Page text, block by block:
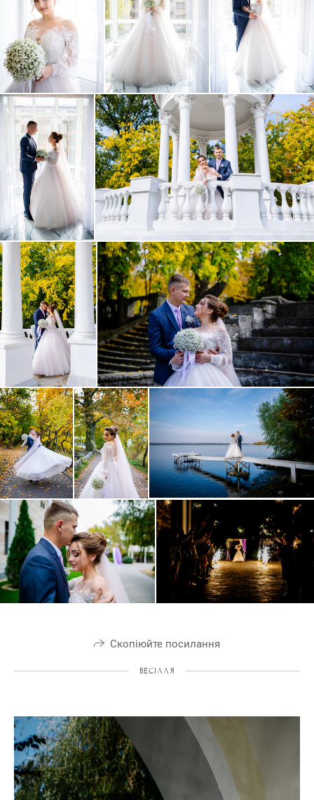
Скопіюйте посилання
ВЕСІЛЛЯ